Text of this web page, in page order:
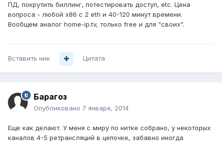
ПД, покрутить биллинг, потестировать доступ, etc. Цена
вопроса - любой x86 с 2 eth и 40-120 минут времени.
Вообщем аналог home-ip.tv, только free и для "своих".
Вставить ник Цитата
Барагоз
Опубликовано 7 января, 2014
Еще как делают. У меня с миру по нитке собрано, у некоторых
каналов 4-5 ретрансляций в цепочке, забавно иногда